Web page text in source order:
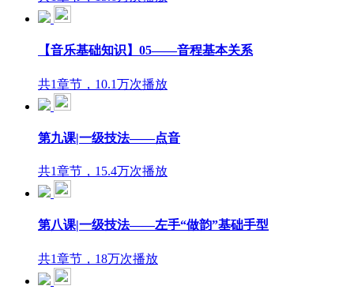
【音乐基础知识】05——音程基本关系
共1章节，10.1万次播放
第九课|一级技法——点音
共1章节，15.4万次播放
第八课|一级技法——左手“做韵”基础手型
共1章节，18万次播放